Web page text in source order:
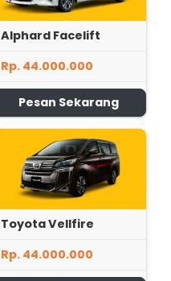
Alphard Facelift
Rp. 44.000.000
Pesan Sekarang
Toyota Vellfire
Rp. 44.000.000